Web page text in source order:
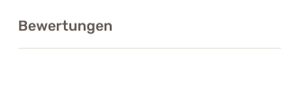
Bewertungen